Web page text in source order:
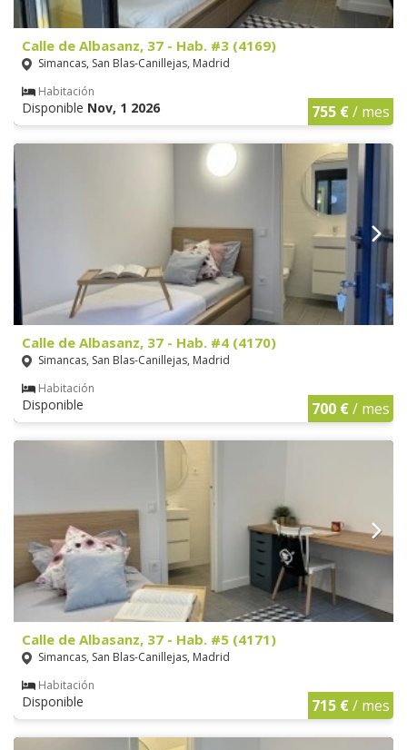
Calle de Albasanz, 37 - Hab. #3 (4169)
Simancas, San Blas-Canillejas, Madrid
Habitación
Disponible Nov, 1 2026 755 €/ mes
Calle de Albasanz, 37 - Hab. #4 (4170)
Simancas, San Blas-Canillejas, Madrid
Habitación
Disponible 700 €/ mes
Calle de Albasanz, 37 - Hab. #5 (4171)
Simancas, San Blas-Canillejas, Madrid
Habitación
Disponible 715 €/ mes